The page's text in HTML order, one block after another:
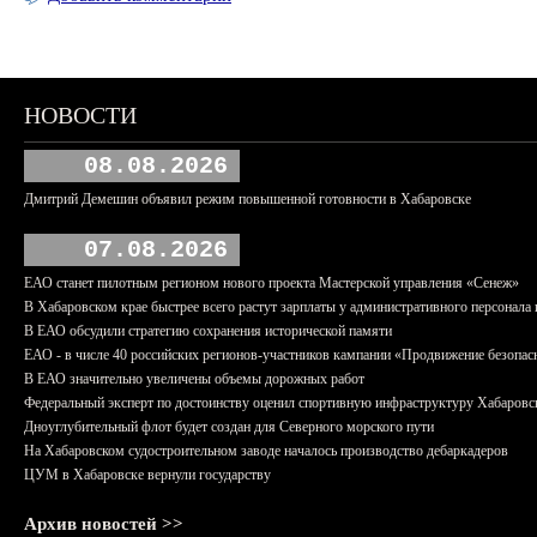
НОВОСТИ
08.08.2026
Дмитрий Демешин объявил режим повышенной готовности в Хабаровске
07.08.2026
ЕАО станет пилотным регионом нового проекта Мастерской управления «Сенеж»
В Хабаровском крае быстрее всего растут зарплаты у административного персонала
В ЕАО обсудили стратегию сохранения исторической памяти
ЕАО - в числе 40 российских регионов-участников кампании «Продвижение
В ЕАО значительно увеличены объемы дорожных работ
Федеральный эксперт по достоинству оценил спортивную инфраструктуру
Дноуглубительный флот будет создан для Северного морского пути
На Хабаровском судостроительном заводе началось производство дебаркадеров
ЦУМ в Хабаровске вернули государству
Архив новостей >>